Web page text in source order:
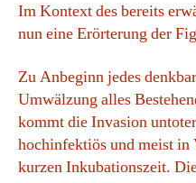
Im Kontext des bereits
nun eine Erörterung der
Zu Anbeginn jedes
Umwälzung alles
kommt die Invasion
hochinfektiös und meist in
kurzen Inkubationszeit.